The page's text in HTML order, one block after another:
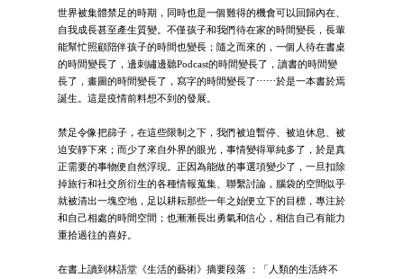
世界被集體禁足的時期，同時也是一個難得的機會可以回歸內在、
自我成長甚至產生質變。不僅孩子和我們待在家的時間變長，長輩
能幫忙照顧陪伴孩子的時間也變長；隨之而來的，一個人待在書桌
的時間變長了，邊刺繡邊聽Podcast的時間變長了，讀書的時間變
長了，畫圖的時間變長了，寫字的時間變長了⋯⋯於是一本書於焉
誕生。這是疫情前料想不到的發展。
禁足令像把篩子，在這些限制之下，我們被迫暫停、被迫休息、被
迫安靜下來；而少了來自外界的眼光，事情變得單純多了，於是真
正需要的事物便自然浮現。正因為能做的事選項變少了，一旦扣除
掉旅行和社交所衍生的各種情報蒐集、聯繫討論，腦袋的空間似乎
就被清出一塊空地，足以耕耘那些一年之始便立下的目標，專注於
和自己相處的時間空間；也漸漸長出勇氣和信心，相信自己有能力
重拾過往的喜好。
在書上讀到林語堂《生活的藝術》摘要段落 ：「人類的生活終不